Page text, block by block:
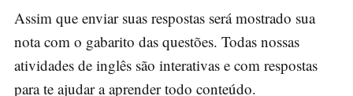
Assim que enviar suas respostas será mostrado sua
nota com o gabarito das questões. Todas nossas
atividades de inglês são interativas e com respostas
para te ajudar a aprender todo conteúdo.